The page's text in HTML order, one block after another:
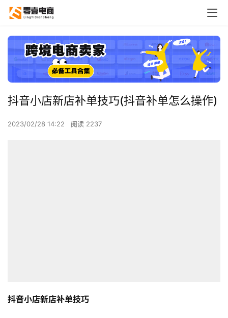
抖音小店新店补单技巧(抖音补单怎么操作)
2023/02/28 14:22 阅读 2237
抖音小店新店补单技巧